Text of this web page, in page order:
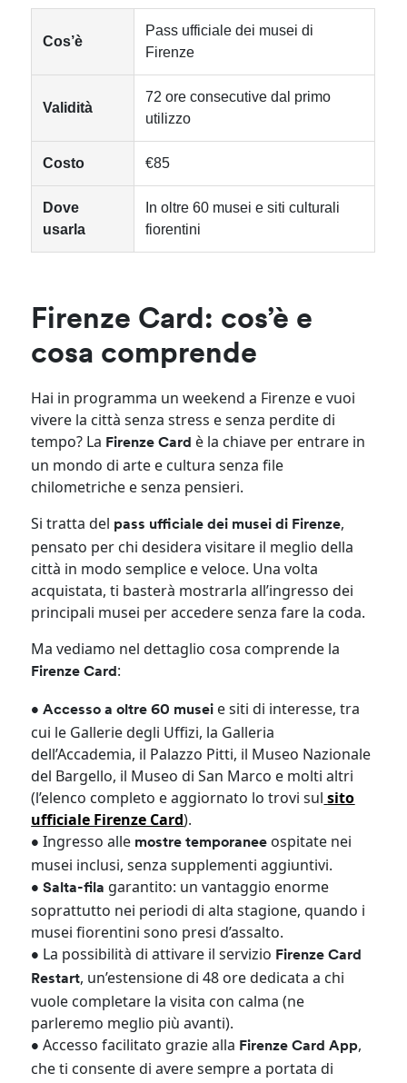
Cos’è
Pass ufficiale dei musei di
Firenze
Validità
72 ore consecutive dal primo
utilizzo
Costo €85
Dove
usarla
In oltre 60 musei e siti culturali
fiorentini
Firenze Card: cos’è e
cosa comprende
Hai in programma un weekend a Firenze e vuoi
vivere la città senza stress e senza perdite di
tempo? La Firenze Card è la chiave per entrare in
un mondo di arte e cultura senza file
chilometriche e senza pensieri.
Si tratta del pass ufficiale dei musei di Firenze,
pensato per chi desidera visitare il meglio della
città in modo semplice e veloce. Una volta
acquistata, ti basterà mostrarla all’ingresso dei
principali musei per accedere senza fare la coda.
Ma vediamo nel dettaglio cosa comprende la
Firenze Card :
• Accesso a oltre 60 musei e siti di interesse, tra
cui le Gallerie degli Uffizi, la Galleria
dell’Accademia, il Palazzo Pitti, il Museo Nazionale
del Bargello, il Museo di San Marco e molti altri
(l’elenco completo e aggiornato lo trovi sul sito
ufficiale Firenze Card).
•Ingresso alle mostre temporanee ospitate nei
musei inclusi, senza supplementi aggiuntivi.
• Salta-fila garantito: un vantaggio enorme
soprattutto nei periodi di alta stagione, quando i
musei fiorentini sono presi d’assalto.
• La possibilità di attivare il servizio Firenze Card
Restart, un’estensione di 48 ore dedicata a chi
vuole completare la visita con calma (ne
parleremo meglio più avanti).
•Accesso facilitato grazie alla Firenze Card App,
che ti consente di avere sempre a portata di